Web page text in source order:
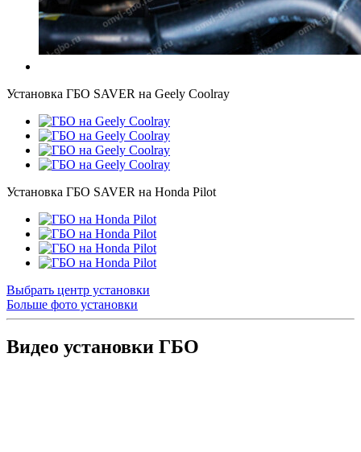
Установка ГБО SAVER на Geely Coolray
Установка ГБО SAVER на Honda Pilot
Выбрать центр установки
Больше фото установки
Видео установки ГБО